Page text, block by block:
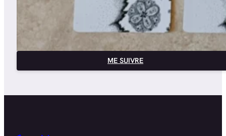
ME SUIVRE